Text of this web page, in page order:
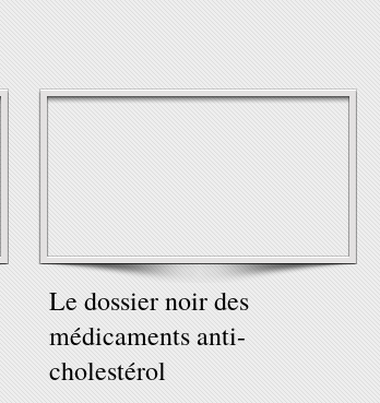
Le dossier noir des
médicaments anti-
cholestérol